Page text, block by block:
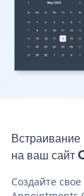
на ваш сайт
Создайте